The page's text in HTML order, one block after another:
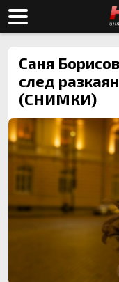
Саня
след
(СНИМКИ)